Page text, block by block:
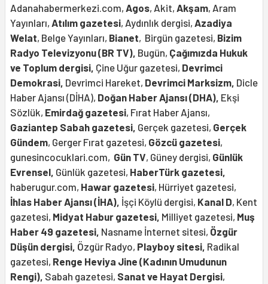
Adanahabermerkezi.com, Agos, Akit, Akşam, Aram
Yayınları, Atılım gazetesi, Aydınlık dergisi, Azadiya
Welat, Belge Yayınları, Bianet, Birgün gazetesi, Bizim
Radyo Televizyonu (BR TV), Bugün, Çağımızda Hukuk
ve Toplum dergisi, Çine Uğur gazetesi, Devrimci
Demokrasi, Devrimci Hareket, Devrimci Marksizm, Dicle
Haber Ajansı (DİHA), Doğan Haber Ajansı (DHA), Ekşi
Sözlük, Emirdağ gazetesi, Fırat Haber Ajansı,
Gaziantep Sabah gazetesi, Gerçek gazetesi, Gerçek
Gündem, Gerger Fırat gazetesi, Gözcü gazetesi,
gunesincocuklari.com, Gün TV, Güney dergisi, Günlük
Evrensel, Günlük gazetesi, HaberTürk gazetesi,
haberugur.com, Hawar gazetesi, Hürriyet gazetesi,
İhlas Haber Ajansı (İHA), İşçi Köylü dergisi, Kanal D, Kent
gazetesi, Midyat Habur gazetesi, Milliyet gazetesi, Muş
Haber 49 gazetesi, Nasname İnternet sitesi, Özgür
Düşün dergisi, Özgür Radyo, Playboy sitesi, Radikal
gazetesi, Renge Heviya Jine (Kadının Umudunun
Rengi), Sabah gazetesi, Sanat ve Hayat Dergisi,